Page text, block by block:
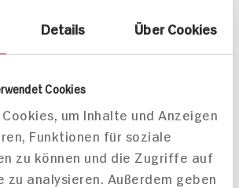
Details Über Cookies
Cookies
um Inhalte und Anzeigen
Funktionen für soziale
zu können und die Zugriffe auf
zu analysieren. Außerdem geben
mit
dazu
Kasseler Nackensteak
mit Bratkartoffeln,